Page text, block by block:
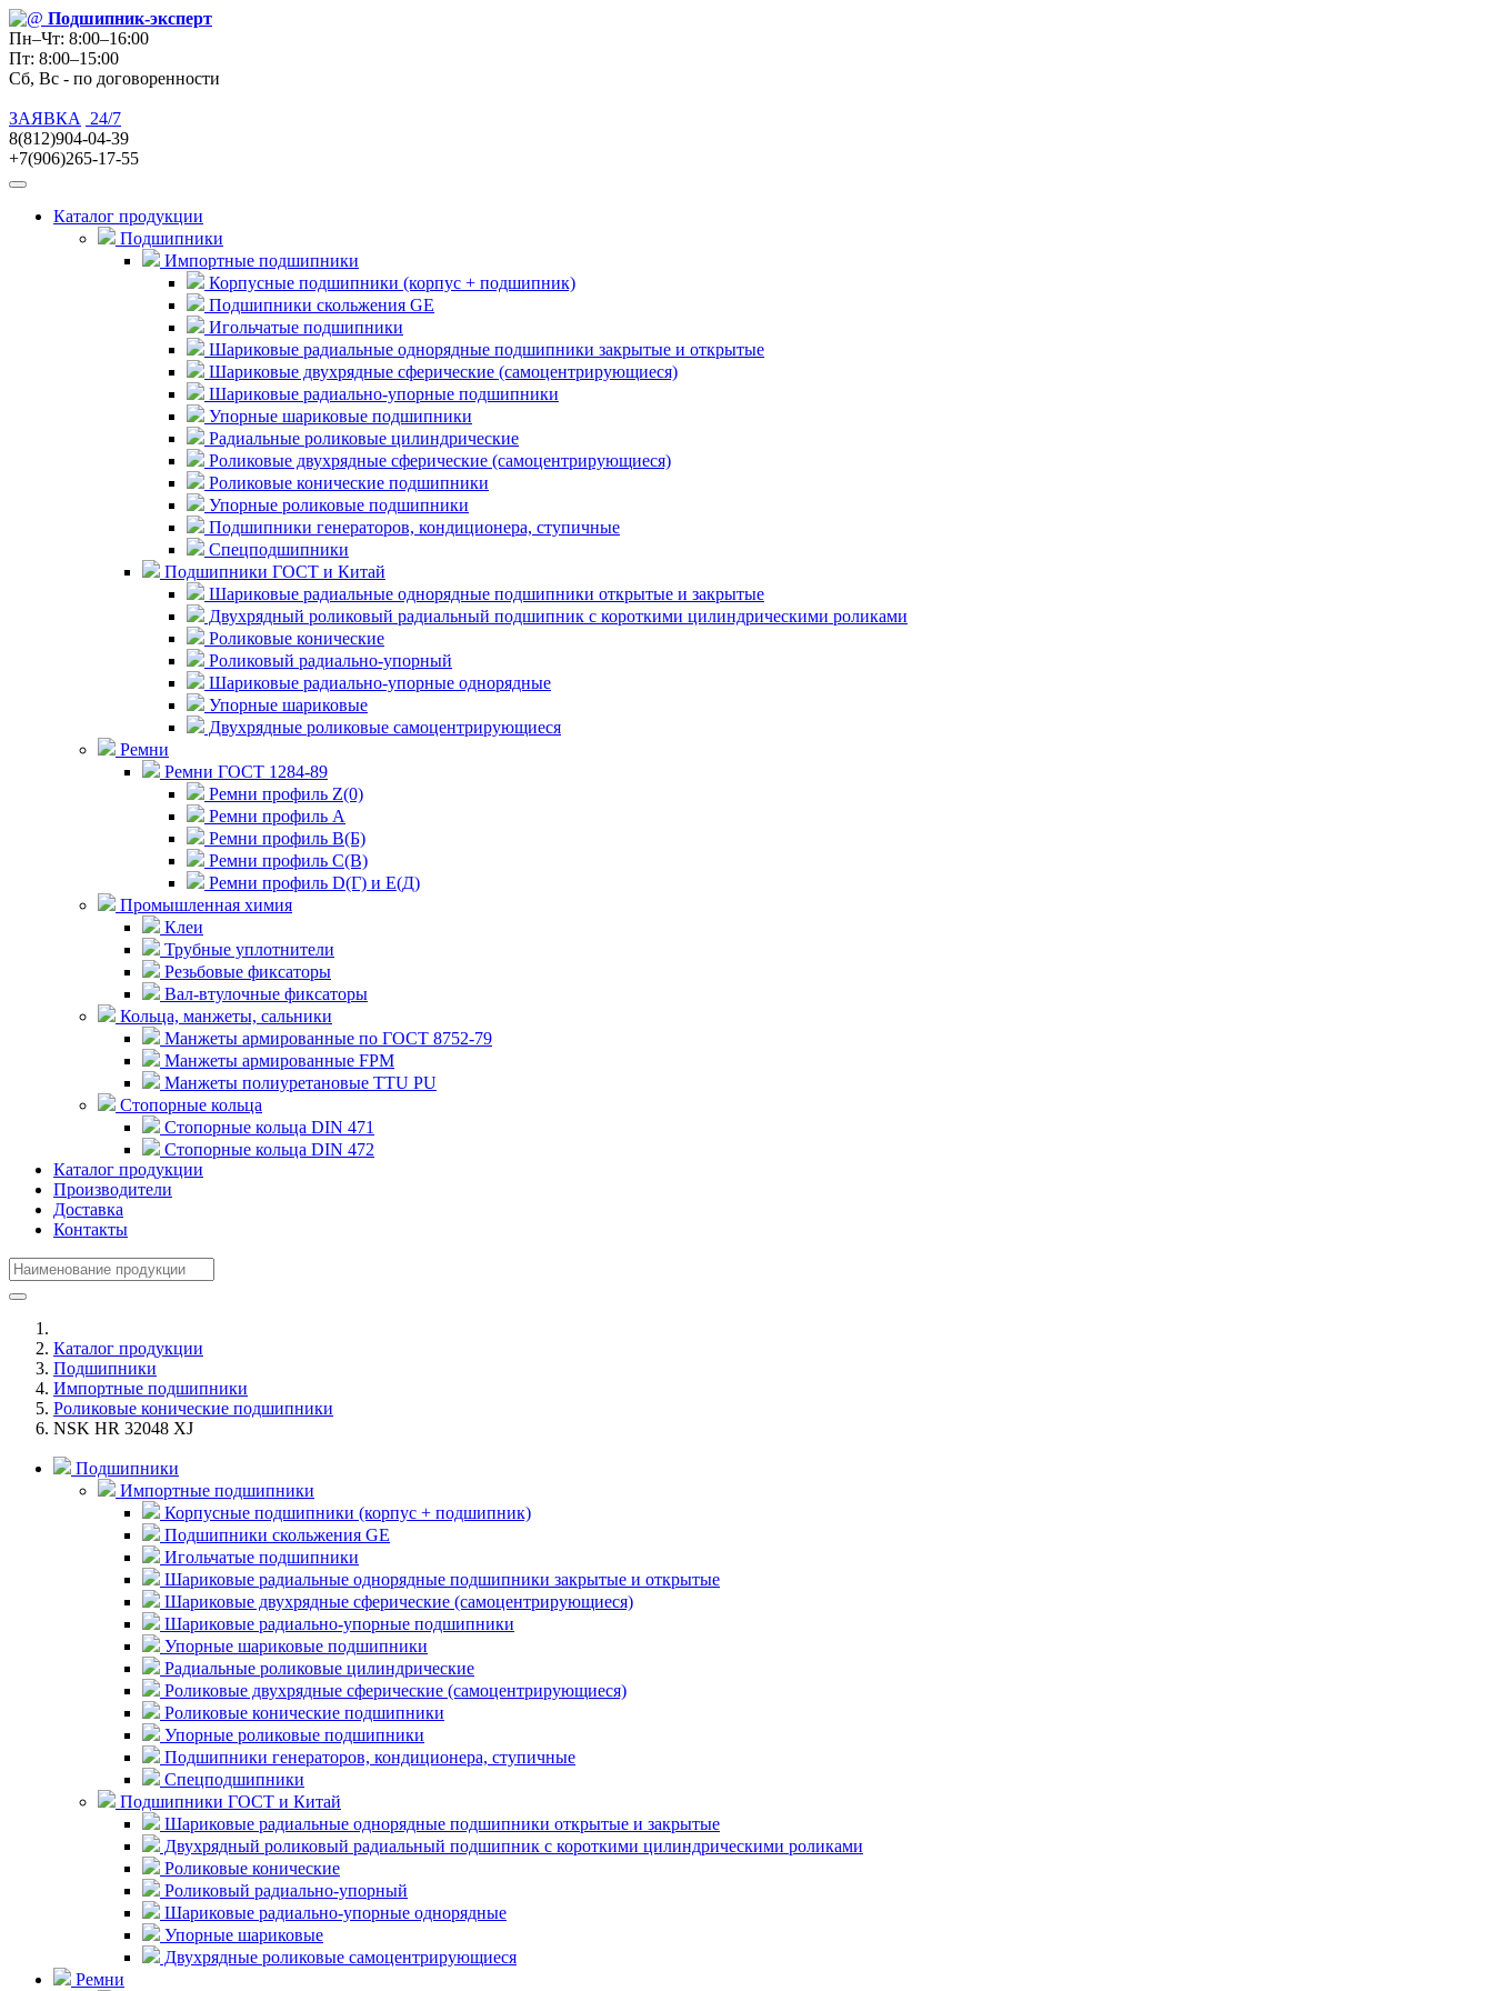
Подшипник-эксперт
Пн–Чт: 8:00–16:00
Пт: 8:00–15:00
Сб, Вс - по договоренности
ЗАЯВКА
24/7
8(812)904-04-39
+7(906)265-17-55
Каталог продукции
Подшипники
Импортные подшипники
Корпусные подшипники (корпус + подшипник)
Подшипники скольжения GE
Игольчатые подшипники
Шариковые радиальные однорядные подшипники закрытые и открытые
Шариковые двухрядные сферические (самоцентрирующиеся)
Шариковые радиально-упорные подшипники
Упорные шариковые подшипники
Радиальные роликовые цилиндрические
Роликовые двухрядные сферические (самоцентрирующиеся)
Роликовые конические подшипники
Упорные роликовые подшипники
Подшипники генераторов, кондиционера, ступичные
Спецподшипники
Подшипники ГОСТ и Китай
Шариковые радиальные однорядные подшипники открытые и закрытые
Двухрядный роликовый радиальный подшипник с короткими цилиндрическими роликами
Роликовые конические
Роликовый радиально-упорный
Шариковые радиально-упорные однорядные
Упорные шариковые
Двухрядные роликовые самоцентрирующиеся
Ремни
Ремни ГОСТ 1284-89
Ремни профиль Z(0)
Ремни профиль А
Ремни профиль В(Б)
Ремни профиль С(В)
Ремни профиль D(Г) и E(Д)
Промышленная химия
Клеи
Трубные уплотнители
Резьбовые фиксаторы
Вал-втулочные фиксаторы
Кольца, манжеты, сальники
Манжеты армированные по ГОСТ 8752-79
Манжеты армированные FPM
Манжеты полиуретановые TTU PU
Стопорные кольца
Стопорные кольца DIN 471
Стопорные кольца DIN 472
Каталог продукции
Производители
Доставка
Контакты
Каталог продукции
Подшипники
Импортные подшипники
Роликовые конические подшипники
NSK HR 32048 XJ
Подшипники
Импортные подшипники
Корпусные подшипники (корпус + подшипник)
Подшипники скольжения GE
Игольчатые подшипники
Шариковые радиальные однорядные подшипники закрытые и открытые
Шариковые двухрядные сферические (самоцентрирующиеся)
Шариковые радиально-упорные подшипники
Упорные шариковые подшипники
Радиальные роликовые цилиндрические
Роликовые двухрядные сферические (самоцентрирующиеся)
Роликовые конические подшипники
Упорные роликовые подшипники
Подшипники генераторов, кондиционера, ступичные
Спецподшипники
Подшипники ГОСТ и Китай
Шариковые радиальные однорядные подшипники открытые и закрытые
Двухрядный роликовый радиальный подшипник с короткими цилиндрическими роликами
Роликовые конические
Роликовый радиально-упорный
Шариковые радиально-упорные однорядные
Упорные шариковые
Двухрядные роликовые самоцентрирующиеся
Ремни